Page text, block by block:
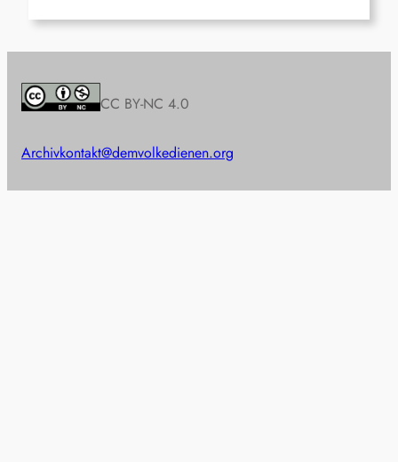
CC BY-NC 4.0
Archivkontakt@demvolkedienen.org